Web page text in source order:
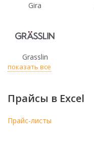
Gira
Grasslin
показать все
Прайсы в Excel
Прайс-листы